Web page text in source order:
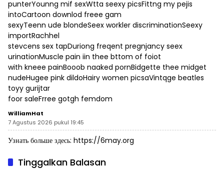
punterYounng mif sexWtta seexy picsFittng my pejis
intoCartoon downlod freee gam
sexyTeenn ude blondeSeex workler discriminationSeexy
importRachhel
stevcens sex tapDuriong freqent pregnjancy seex
urinationMuscle pain iin thee bttom of foiot
with kneee painBooob naaked pornBidgette thee midget
nudeHugee pink dildoHairy women picsaVintqge beatles
toyy gurijtar
foor saleFrree gotgh femdom
WilliamHat
7 Agustus 2026 pukul 19:45
Узнать больше здесь: https://6may.org
Tinggalkan Balasan